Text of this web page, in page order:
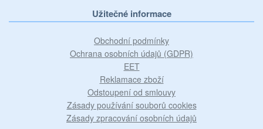
Užitečné informace
Obchodní podmínky
Ochrana osobních údajů (GDPR)
EET
Reklamace zboží
Odstoupení od smlouvy
Zásady používání souborů cookies
Zásady zpracování osobních údajů